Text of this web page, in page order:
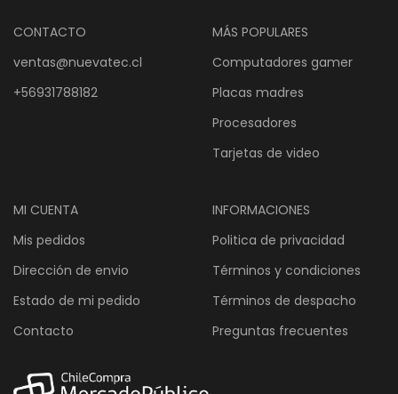
CONTACTO
ventas@nuevatec.cl
+56931788182
MÁS POPULARES
Computadores gamer
Placas madres
Procesadores
Tarjetas de video
MI CUENTA
Mis pedidos
Dirección de envio
Estado de mi pedido
Contacto
INFORMACIONES
Politica de privacidad
Términos y condiciones
Términos de despacho
Preguntas frecuentes